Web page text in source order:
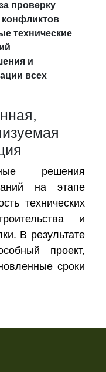
проверку
конфликтов
технические
и
всех
решения
на этапе
технических
и
В результате
проект,
сроки